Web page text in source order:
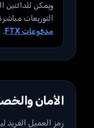
ويمكن للدائنين
التوزيعات
مدفوعات FTX
.
الأمان
رمز العميل